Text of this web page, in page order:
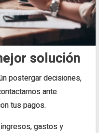
solución
postergar decisiones,
ante
tus pagos.
gastos y